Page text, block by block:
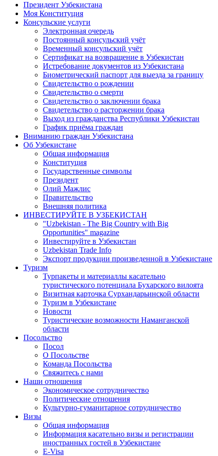
Президент Узбекистана
Моя Конституция
Консульские услуги
Электронная очередь
Постоянный консульский учёт
Временный консульский учёт
Сертификат на возвращение в Узбекистан
Истребование документов из Узбекистана
Биометрический паспорт для выезда за границу
Свидетельство о рождении
Свидетельство о смерти
Свидетельство о заключении брака
Свидетельство о расторжении брака
Выход из гражданства Республики Узбекистан
График приёма граждан
Вниманию граждан Узбекистана
Об Узбекистане
Общая информация
Конституция
Государственные символы
Президент
Олий Мажлис
Правительство
Внешняя политика
ИНВЕСТИРУЙТЕ В УЗБЕКИСТАН
"Uzbekistan - The Big Country with Big
Opportunities" magazine
Инвестируйте в Узбекистан
Uzbekistan Trade Info
Экспорт продукции произведенной в Узбекистане
Туризм
Турпакеты и материаллы касательно
туристического потенциала Бухарского вилоята
Визитная карточка Сурхандарьинской области
Туризм в Узбекистане
Новости
Туристические возможности Наманганской
области
Посольство
Посол
О Посольстве
Команда Посольства
Свяжитесь с нами
Наши отношения
Экономическое сотрудничество
Политические отношения
Культурно-гуманитарное сотрудничество
Визы
Общая информация
Информация касательно визы и регистрации
иностранных гостей в Узбекистане
E-Visa